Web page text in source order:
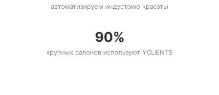
автоматизируем индустрию красоты
90%
крупных салонов используют YCLIENTS